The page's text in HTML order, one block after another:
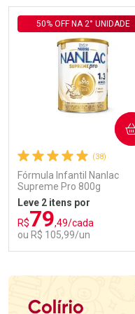
(38)
Fórmula Infantil Nanlac
Supreme Pro 800g
50% OFF NA 2° UNIDADE
Leve 2 itens por
R$79,49/cada
ou R$ 105,99/un
COMPRAR